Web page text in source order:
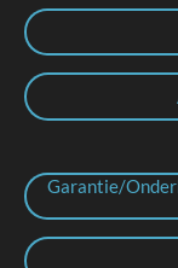
Garantie/